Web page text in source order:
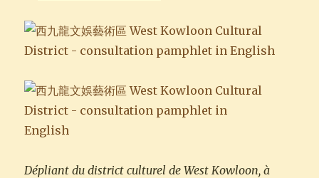
Dépliant du district culturel de West Kowloon, à